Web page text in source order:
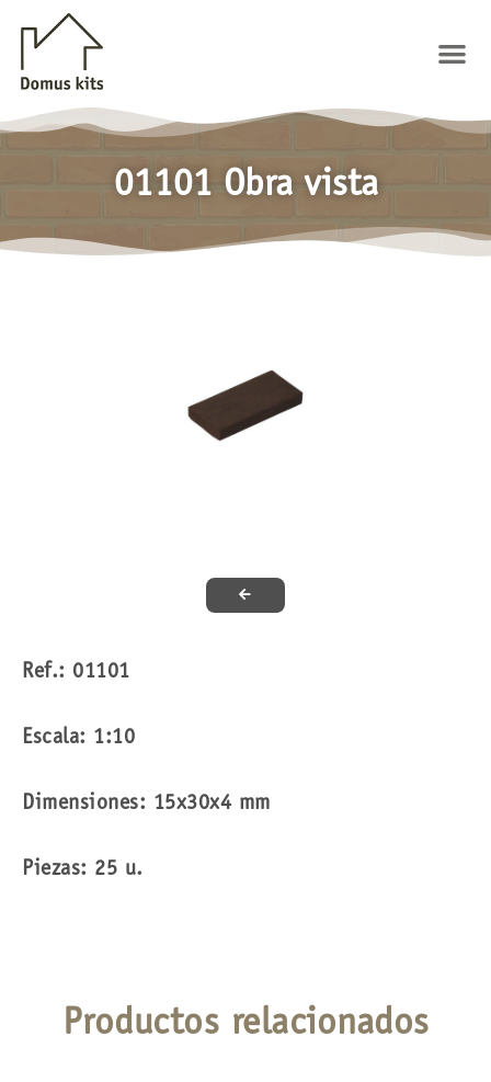
contenido
01101 Obra vista
Ref.: 01101
Escala: 1:10
Dimensiones: 15x30x4 mm
Piezas: 25 u.
Productos relacionados